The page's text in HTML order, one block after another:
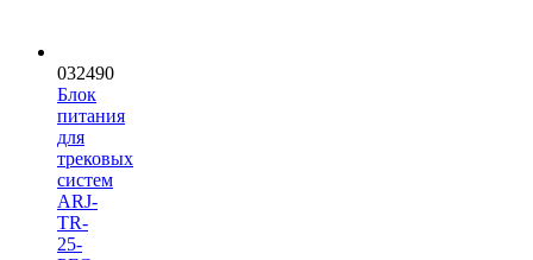
032490
Блок
питания
для
трековых
систем
ARJ-
TR-
25-